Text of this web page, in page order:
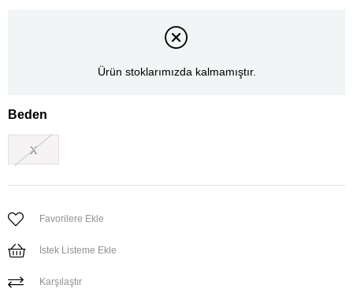
Ürün stoklarımızda kalmamıştır.
Beden
X
Favorilere Ekle
İstek Listeme Ekle
Karşılaştır